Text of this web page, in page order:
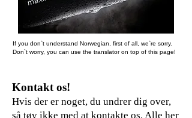
If you don`t understand Norwegian, first of all, we`re sorry.
Don`t worry, you can use the translator on top of this page!
Kontakt os!
Hvis der er noget, du undrer dig over,
så tøv ikke med at kontakte os. Alle her